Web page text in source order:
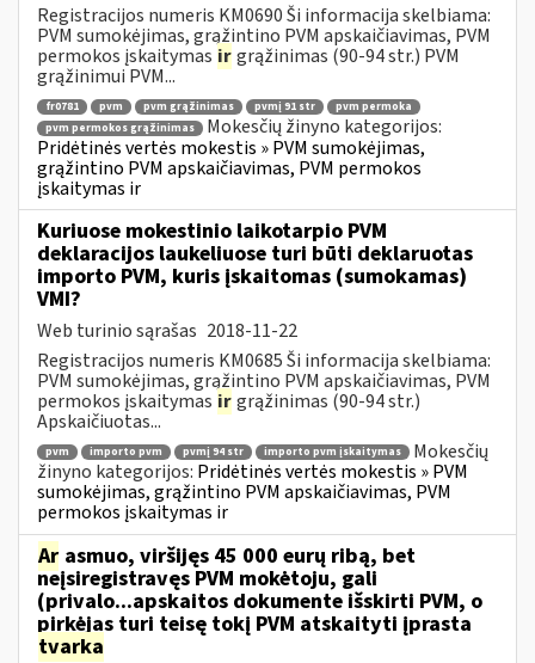
Registracijos numeris KM0690 Ši informacija skelbiama:
PVM sumokėjimas, grąžintino PVM apskaičiavimas, PVM
permokos įskaitymas irgrąžinimas (90-94 str.) PVM
grąžinimui PVM...
fr0781 pvm pvm grąžinimas pvmį 91 str
pvm permoka
pvm permokos grąžinimas
Mokesčių žinyno kategorijos:
Pridėtinės vertės mokestis » PVM sumokėjimas,
grąžintino PVM apskaičiavimas, PVM permokos
įskaitymas ir
Kuriuose mokestinio laikotarpio PVM
deklaracijos laukeliuose turi būti deklaruotas
importo PVM, kuris įskaitomas (sumokamas)
VMI?
Web turinio sąrašas 2018-11-22
Registracijos numeris KM0685 Ši informacija skelbiama:
PVM sumokėjimas, grąžintino PVM apskaičiavimas, PVM
permokos įskaitymas irgrąžinimas (90-94 str.)
Apskaičiuotas...
pvm importo pvm pvmį 94 str importo pvm įskaitymas
Mokesčių
žinyno kategorijos: Pridėtinės vertės mokestis » PVM
sumokėjimas, grąžintino PVM apskaičiavimas, PVM
permokos įskaitymas ir
Ar asmuo, viršijęs 45 000 eurų ribą, bet
neįsiregistravęs PVM mokėtoju, gali
(privalo...apskaitos dokumente išskirti PVM, o
pirkėjas turi teisę tokį PVM atskaityti įprasta
tvarka